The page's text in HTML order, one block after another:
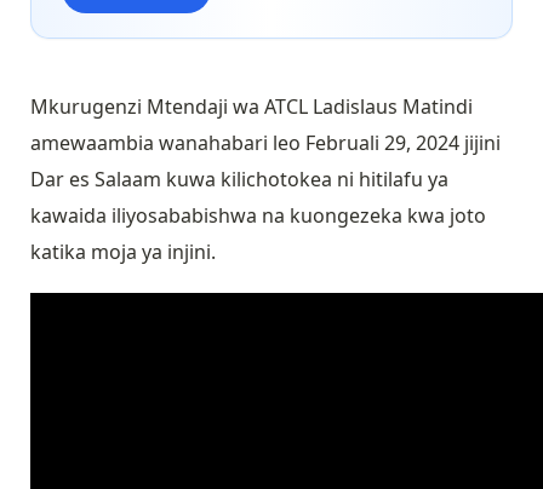
Mkurugenzi Mtendaji wa ATCL Ladislaus Matindi
amewaambia wanahabari leo Februali 29, 2024 jijini
Dar es Salaam kuwa kilichotokea ni hitilafu ya
kawaida iliyosababishwa na kuongezeka kwa joto
katika moja ya injini.